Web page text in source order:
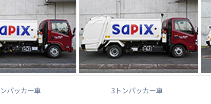
パッカー車 3トンパッカー車